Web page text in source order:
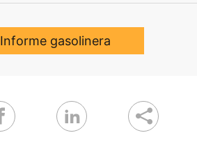
Informe gasolinera